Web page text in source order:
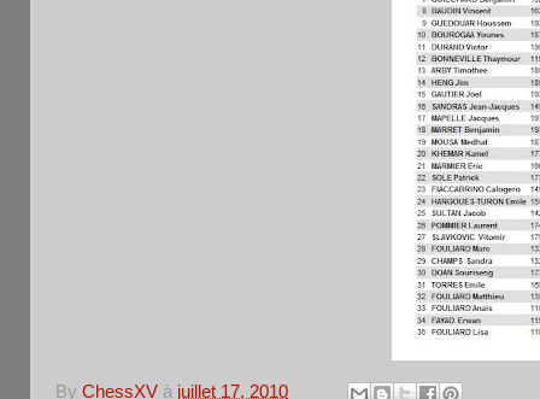
By ChessXV à juillet 17, 2010